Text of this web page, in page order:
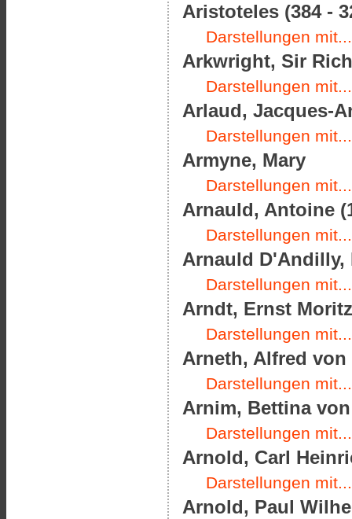
Aristoteles (384 -
Darstellungen mit...
Arkwright, Sir
Darstellungen mit...
Arlaud, Jacques-
Darstellungen mit...
Armyne, Mary
Darstellungen mit...
Arnauld, Antoine
Darstellungen mit...
Arnauld D'Andilly,
Darstellungen mit...
Arndt, Ernst
Darstellungen mit...
Arneth, Alfred von
Darstellungen mit...
Arnim, Bettina von
Darstellungen mit...
Arnold, Carl
Darstellungen mit...
Arnold, Paul